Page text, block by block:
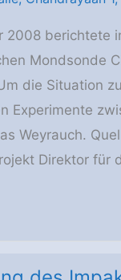
2008 berichtete
Mondsonde
die Situation
Experimente
Weyrauch.
Direktor für